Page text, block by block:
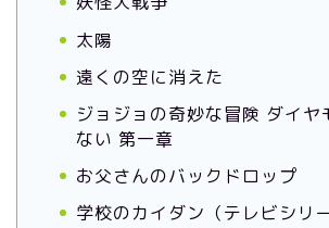
太陽
遠くの空に消えた
ジョジョの奇妙な冒険 ダイヤ
ない 第一章
お父さんのバックドロップ
学校のカイダン（テレビシリ